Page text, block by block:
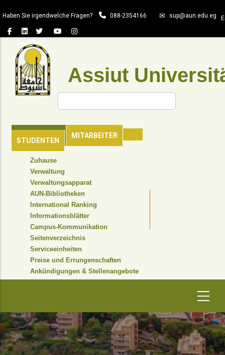
zum
Inhalt
Haben Sie irgendwelche Fragen? 088-2354166 sup@aun.edu.eg
Assiut
MITARBEITER
STUDENTEN
Suche
HEADER
NAVIGATION
Zuhause
Verwaltung
Verwaltungsapparat
AUN-Bibliotheken
International Ranking
Informationsblätter
Campus-Kommunikation
Seitenverzeichnis
Serviceeinheiten
Preise und Errungenschaften
Ankündigungen & Stellenangebote